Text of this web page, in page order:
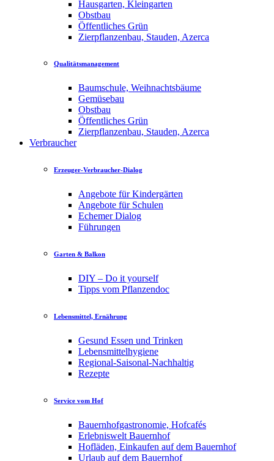
Hausgarten, Kleingarten
Obstbau
Öffentliches Grün
Zierpflanzenbau, Stauden, Azerca
Qualitätsmanagement
Baumschule, Weihnachtsbäume
Gemüsebau
Obstbau
Öffentliches Grün
Zierpflanzenbau, Stauden, Azerca
Verbraucher
Erzeuger-Verbraucher-Dialog
Angebote für Kindergärten
Angebote für Schulen
Echemer Dialog
Führungen
Garten & Balkon
DIY – Do it yourself
Tipps vom Pflanzendoc
Lebensmittel, Ernährung
Gesund Essen und Trinken
Lebensmittelhygiene
Regional-Saisonal-Nachhaltig
Rezepte
Service vom Hof
Bauernhofgastronomie, Hofcafés
Erlebniswelt Bauernhof
Hofläden, Einkaufen auf dem Bauernhof
Urlaub auf dem Bauernhof